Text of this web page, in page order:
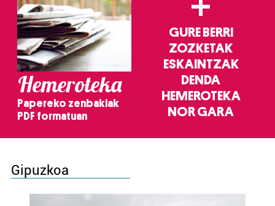
Hemeroteka
Papereko zenbakiak
PDF formatuan
GURE BERRI
ZOZKETAK
ESKAINTZAK
DENDA
HEMEROTEKA
NOR GARA
Gipuzkoa